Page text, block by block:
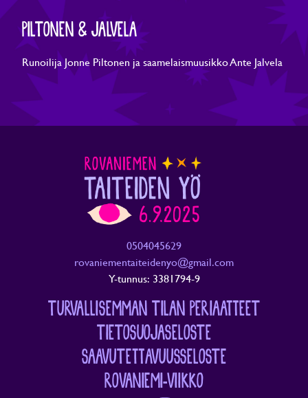
PILTONEN & JALVELA
Runoilija Jonne Piltonen ja saamelaismuusikko Ante Jalvela
0504045629
rovaniementaiteidenyo@gmail.com
Y-tunnus: 3381794-9
TURVALLISEMMAN TILAN PERIAATTEET
TIETOSUOJASELOSTE
SAAVUTETTAVUUSSELOSTE
ROVANIEMI-VIIKKO